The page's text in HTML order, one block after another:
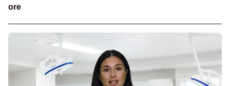
ore